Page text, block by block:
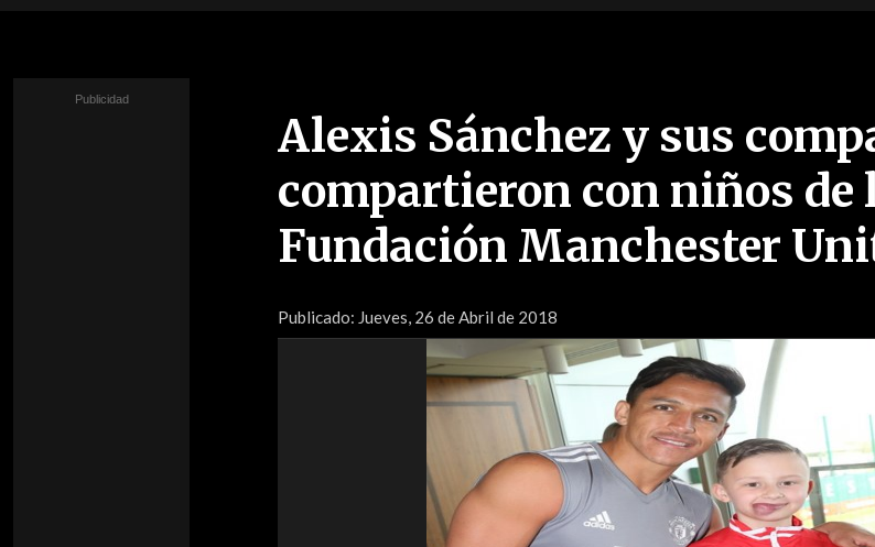
Alexis Sánchez y sus
compartieron con niños de
Fundación Manchester
Publicado: Jueves, 26 de Abril de 2018